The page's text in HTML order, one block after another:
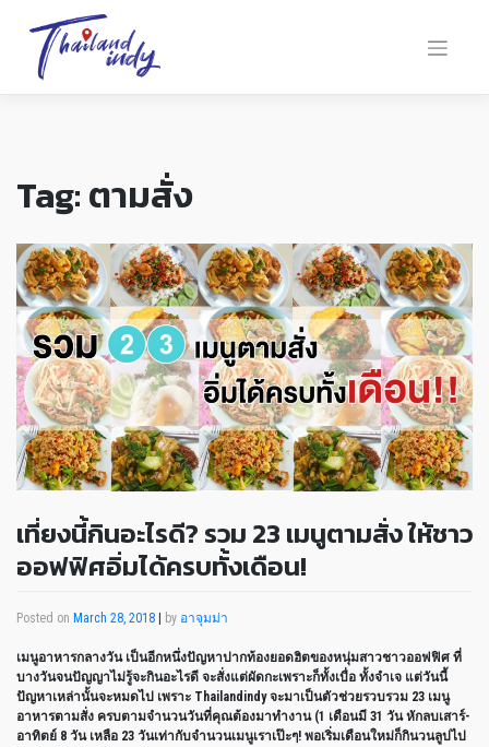
Tag:ตามสั่ง
เที่ยงนี้กินอะไรดี? รวม 23 เมนูตามสั่ง ให้ชาว
ออฟฟิศอิ่มได้ครบทั้งเดือน!
Posted on March 28, 2018 by อาจุมม่า
เมนูอาหารกลางวัน เป็นอีกหนึ่งปัญหาปากท้องยอดฮิตของหนุ่มสาวชาวออฟฟิศ ที่
บางวันจนปัญญาไม่รู้จะกินอะไรดี จะสั่งแต่ผัดกะเพราะก็ทั้งเบื่อ ทั้งจำเจ แต่วันนี้
ปัญหาเหล่านั้นจะหมดไป เพราะ Thailandindy จะมาเป็นตัวช่วยรวบรวม 23 เมนู
อาหารตามสั่ง ครบตามจำนวนวันที่คุณต้องมาทำงาน (1 เดือนมี 31 วัน หักลบเสาร์-
อาทิตย์ 8 วัน เหลือ 23 วันเท่ากับจำนวนเมนูเราเป๊ะๆ! พอเริ่มเดือนใหม่ก็กินวนลูปไป